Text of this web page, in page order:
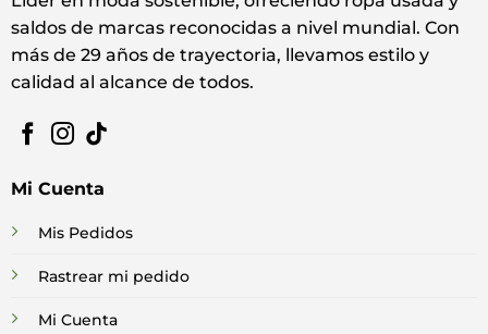
saldos de marcas reconocidas a nivel mundial. Con
más de 29 años de trayectoria, llevamos estilo y
calidad al alcance de todos.
Mi Cuenta
Mis Pedidos
Rastrear mi pedido
Mi Cuenta